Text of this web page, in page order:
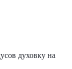
духовку на